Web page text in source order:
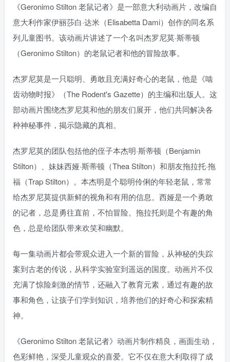
《Geronimo Stilton 老鼠记者》是一部意大利动画片，改编自
意大利作家伊丽莎白·达米（Elisabetta Dami）创作的同名系
列儿童图书。该动画片讲述了一个名叫杰罗尼莫·斯蒂顿
（Geronimo Stilton）的老鼠记者和他的冒险故事。
杰罗尼莫是一只聪明、勇敢且充满好奇心的老鼠，他是《啮
齿动物时报》（The Rodent's Gazette）的主编和出版人。这
部动画片围绕杰罗尼莫和他的朋友们展开，他们共同解决各
种神秘事件，揭示隐藏的真相。
杰罗尼莫的团队包括他的侄子本杰明·斯蒂顿（Benjamin
Stilton）、妹妹西娅·斯蒂顿（Thea Stilton）和朋友拖拉托·拖
福（Trap Stilton）。本杰明是个聪明伶俐的年轻老鼠，常常
给杰罗尼莫提供新鲜的视角和有用的信息。西娅是一个勇敢
的记者，总是勇往直前，不怕冒险。拖拉托则是个有趣的角
色，总是给团队带来欢笑和幽默。
每一集动画片都会带观众进入一个新的冒险，从神秘的失踪
案到古老的传说，从科学实验室到遥远的国度。动画片不仅
充满了惊险刺激的情节，还融入了教育元素，通过有趣的故
事和角色，让孩子们学到知识，培养他们的好奇心和探索精
神。
《Geronimo Stilton 老鼠记者》动画片制作精良，画面生动，
色彩鲜艳，深受儿童观众的喜爱。它不仅在意大利取得了成